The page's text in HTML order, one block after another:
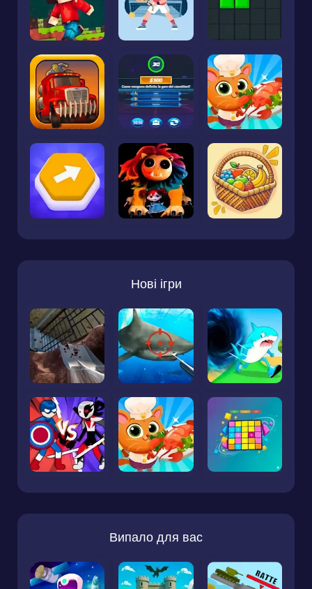
Нові ігри
Випало для вас